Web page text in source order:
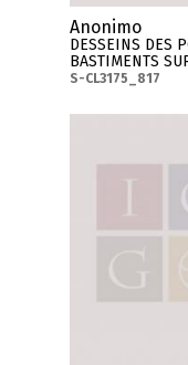
Anonimo
DESSEINS DES
BASTIMENTS
S-CL3175_817